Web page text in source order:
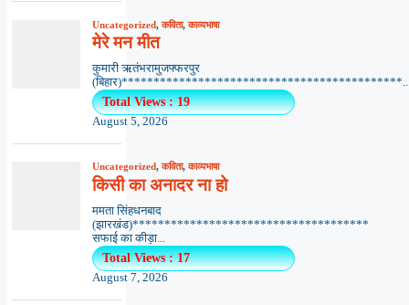
Uncategorized,कविता,काव्यभाषा
मेरे मन मीत
कुमारी ऋतंभरामुजफ्फरपुर
Total Views : 19
August 5, 2026
Uncategorized,कविता,काव्यभाषा
किसी का अनादर ना हो
ममता सिंहधनबाद
(झारखंड)*************************************
सफाई का कीड़ा...
Total Views : 17
August 7, 2026